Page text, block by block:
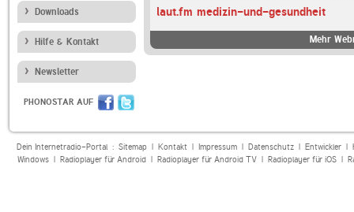
Downloads
Hilfe & Kontakt
Newsletter
PHONOSTAR AUF
laut.fm medizin-und-gesundheit
Mehr
Dein Internetradio-Portal : Sitemap| Kontakt| Impressum| Datenschutz| Entwickler|
Windows| Radioplayer für Android| Radioplayer für Android TV| Radioplayer für iOS|